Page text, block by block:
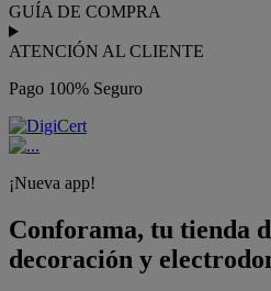
GUÍA DE COMPRA
ATENCIÓN AL CLIENTE
Pago 100% Seguro
¡Nueva app!
Conforama, tu tienda
decoración y